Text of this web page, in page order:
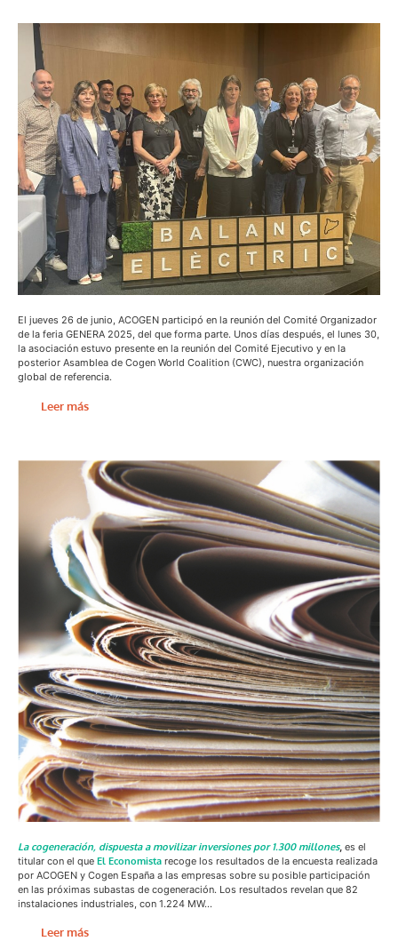
El jueves 26 de junio, ACOGEN participó en la reunión del Comité Organizador
de la feria GENERA 2025, del que forma parte. Unos días después, el lunes 30,
la asociación estuvo presente en la reunión del Comité Ejecutivo y en la
posterior Asamblea de Cogen World Coalition (CWC), nuestra organización
global de referencia.
Leer más
La cogeneración, dispuesta a movilizar inversiones por 1.300 millones, es el
titular con el que El Economista recoge los resultados de la encuesta realizada
por ACOGEN y Cogen España a las empresas sobre su posible participación
en las próximas subastas de cogeneración. Los resultados revelan que 82
instalaciones industriales, con 1.224 MW…
Leer más